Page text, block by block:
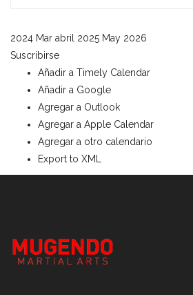
2024 Mar abril 2025 May 2026
Suscribirse
Añadir a Timely Calendar
Añadir a Google
Agregar a Outlook
Agregar a Apple Calendar
Agregar a otro calendario
Export to XML